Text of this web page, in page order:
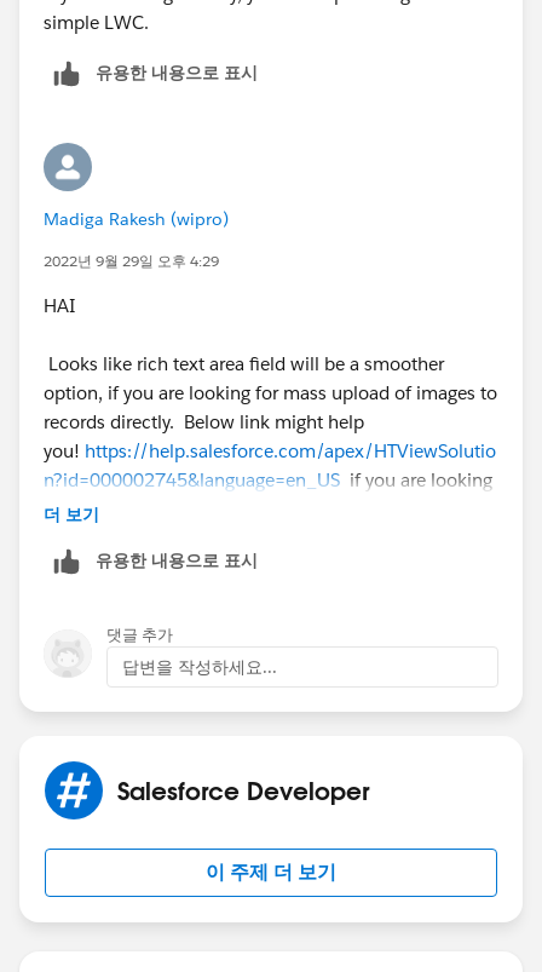
simple LWC.
유용한 내용으로 표시
Madiga Rakesh (wipro)
2022년 9월 29일 오후 4:29
HAI
Looks like rich text area field will be a smoother
option, if you are looking for mass upload of images to
records directly. Below link might help
you! https://help.salesforce.com/apex/HTViewSolutio
n?id=000002745&language=en_US if you are looking
for the existing images which were in documents to be
option or as Nirmal suggested you can use formula
you might need two fields: 1) Text/url field which
holds url of image from documents or static
resources 2) A formula field which can display image
in desired height and width by using the value from
need to have a way to upload / alter those images, rich
text area field will help more.
더 보기
유용한 내용으로 표시
댓글 추가
답변을 작성하세요...
Salesforce Developer
이 주제 더 보기